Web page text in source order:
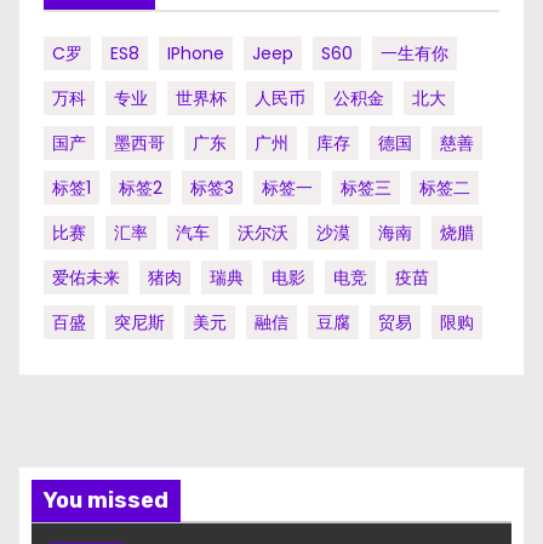
C罗 ES8 IPhone Jeep S60
一生有你
万科
专业 世界杯 人民币 公积金
北大
国产
墨西哥 广东 广州 库存 德国
慈善
标签1
标签2 标签3 标签一 标签三
标签二
比赛
汇率 汽车 沃尔沃 沙漠 海南
烧腊
爱佑未来
猪肉 瑞典 电影 电竞
疫苗
百盛
突尼斯 美元 融信 豆腐 贸易 限购
You missed